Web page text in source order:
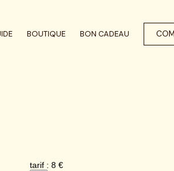
BOUTIQUE BON CADEAU